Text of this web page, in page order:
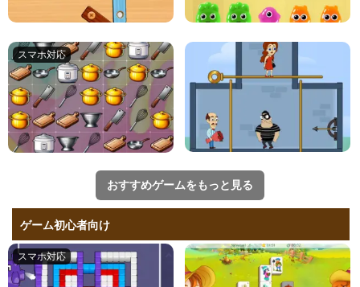
おすすめゲームをもっと見る
ゲーム初心者向け